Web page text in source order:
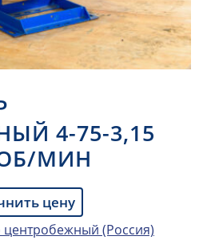
4-75-3,15
МИН
цену
центробежный (Россия)